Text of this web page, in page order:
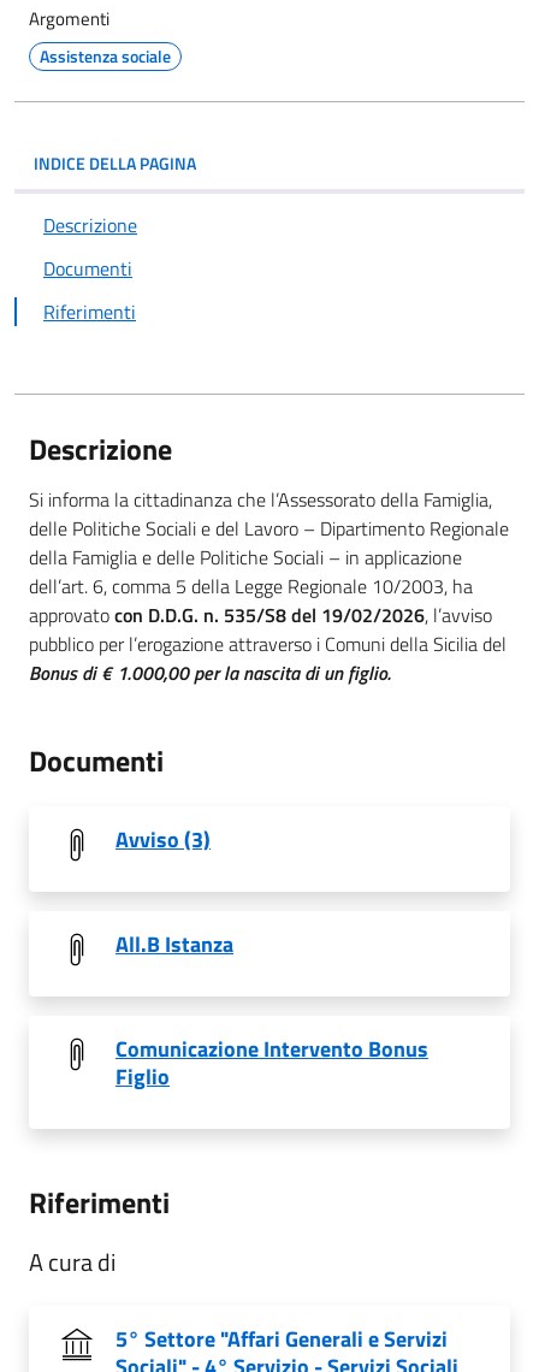
Argomenti
Assistenza sociale
INDICE DELLA PAGINA
Descrizione
Documenti
Riferimenti
Descrizione
Si informa la cittadinanza che l’Assessorato della Famiglia,
delle Politiche Sociali e del Lavoro – Dipartimento Regionale
della Famiglia e delle Politiche Sociali – in applicazione
dell’art. 6, comma 5 della Legge Regionale 10/2003, ha
approvatocon D.D.G. n. 535/S8 del 19/02/2026, l’avviso
pubblico per l’erogazione attraverso i Comuni della Sicilia del
Bonus di € 1.000,00 per la nascita di un figlio.
Documenti
Avviso (3)
All.B Istanza
Comunicazione Intervento Bonus
Figlio
Riferimenti
A cura di
5° Settore "Affari Generali e Servizi